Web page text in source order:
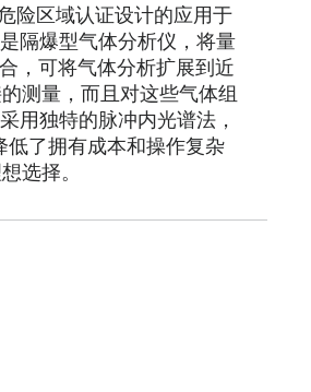
险区域认证设计的应用于
隔爆型气体分析仪，将量
，可将气体分析扩展到近
测量，而且对这些气体组
用独特的脉冲内光谱法，
了拥有成本和操作复杂
选择。